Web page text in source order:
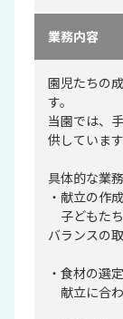
業務内容
園児たちの
す。
当園では、
供しています
具体的な業
・献立の作
子どもた
バランスの
・食材の選定
献立に合